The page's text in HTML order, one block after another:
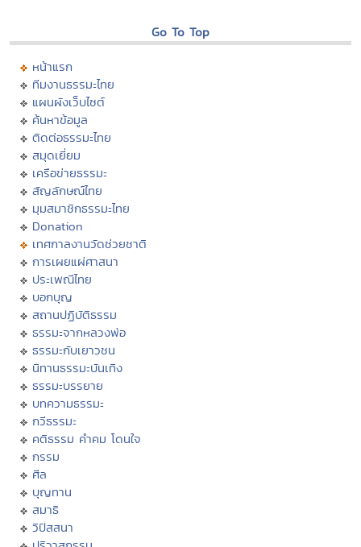
Go To Top
หน้าแรก
ทีมงานธรรมะไทย
แผนผังเว็บไซต์
ค้นหาข้อมูล
ติดต่อธรรมะไทย
สมุดเยี่ยม
เครือข่ายธรรมะ
สัญลักษณ์ไทย
มุมสมาชิกธรรมะไทย
Donation
เทศกาลงานวัดช่วยชาติ
การเผยแผ่ศาสนา
ประเพณีไทย
บอกบุญ
สถานปฏิบัติธรรม
ธรรมะจากหลวงพ่อ
ธรรมะกับเยาวชน
นิทานธรรมะบันเทิง
ธรรมะบรรยาย
บทความธรรมะ
กวีธรรมะ
คติธรรม คำคม โดนใจ
กรรม
ศีล
บุญทาน
สมาธิ
วิปัสสนา